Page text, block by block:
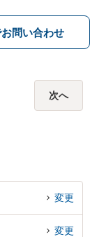
談者と向き合い続
相談ください。
問い合わせ
次へ
変更
変更